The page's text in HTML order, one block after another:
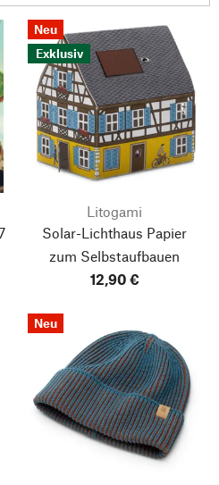
Neu
Exklusiv
Litogami
Solar-Lichthaus Papier
zum Selbstaufbauen
12,90 €
Neu